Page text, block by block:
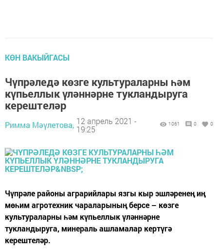
КӨН ВАКЫЙГАСЫ
Чүпрәледә көзге культураларны һәм
күпьеллык үләннәрне тукландыруга
керештеләр
Римма Мәүлетова, 12 апрель 2021 -
19:25
1061 0 0
Чүпрәле районы аграрийлары язгы кыр эшләренең иң
мөһим агротехник чараларының берсе – көзге
культураларны һәм күпьеллык үләннәрне
тукландыруга, минераль ашламалар кертүгә
керештеләр.